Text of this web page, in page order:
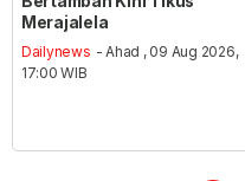
Merajalela
Dailynews - Ahad , 09 Aug 2026,
17:00 WIB